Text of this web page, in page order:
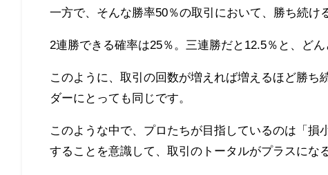
一方で、そんな勝率50％の取引において、勝ち続け
2連勝できる確率は25％。三連勝だと12.5％と、ど
このように、取引の回数が増えれば増えるほど勝
ダーにとっても同じです。
このような中で、プロたちが目指しているのは「損
することを意識して、取引のトータルがプラスにな